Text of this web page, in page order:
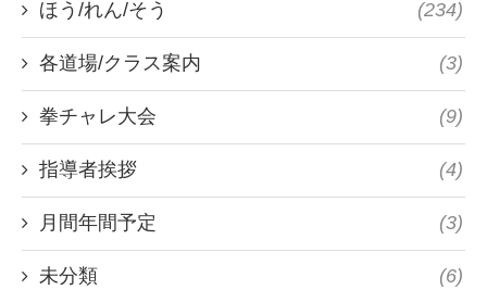
ほう/れん/そう (234)
各道場/クラス案内 (3)
拳チャレ大会 (9)
指導者挨拶 (4)
月間年間予定 (3)
未分類 (6)